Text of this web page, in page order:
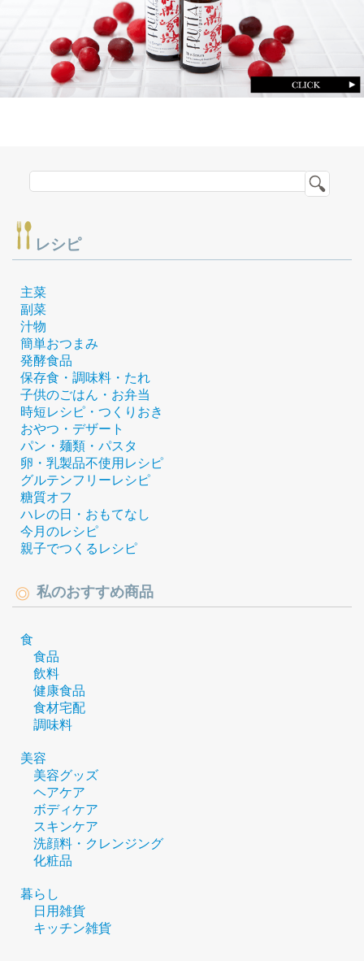
レシピ
主菜
副菜
汁物
簡単おつまみ
発酵食品
保存食・調味料・たれ
子供のごはん・お弁当
時短レシピ・つくりおき
おやつ・デザート
パン・麺類・パスタ
卵・乳製品不使用レシピ
グルテンフリーレシピ
糖質オフ
ハレの日・おもてなし
今月のレシピ
親子でつくるレシピ
私のおすすめ商品
食
食品
飲料
健康食品
食材宅配
調味料
美容
美容グッズ
ヘアケア
ボディケア
スキンケア
洗顔料・クレンジング
化粧品
暮らし
日用雑貨
キッチン雑貨